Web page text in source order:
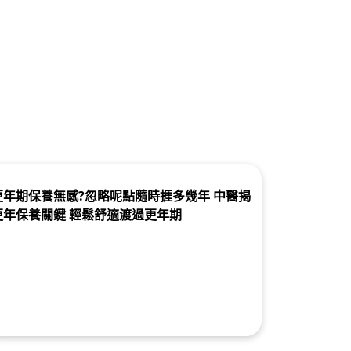
年期保養無感?忽略呢點隨時捱多幾年 中醫揭
年保養關鍵 輕鬆舒適渡過更年期